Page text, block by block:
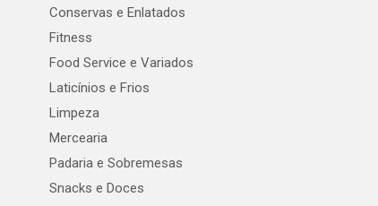
Conservas e Enlatados
Fitness
Food Service e Variados
Laticínios e Frios
Limpeza
Mercearia
Padaria e Sobremesas
Snacks e Doces